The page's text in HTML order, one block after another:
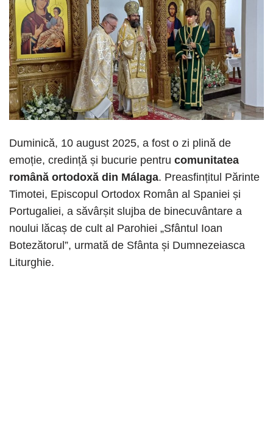
Duminică, 10 august 2025, a fost o zi plină de
emoție, credință și bucurie pentru comunitatea
română ortodoxă din Málaga. Preasfințitul Părinte
Timotei, Episcopul Ortodox Român al Spaniei și
Portugaliei, a săvârșit slujba de binecuvântare a
noului lăcaș de cult al Parohiei „Sfântul Ioan
Botezătorul”, urmată de Sfânta și Dumnezeiasca
Liturghie.